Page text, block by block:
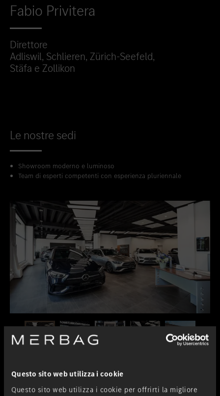
Questo sito web utilizza i cookie
Questo sito web utilizza i cookie per offrirti la migliore
Fabio Privitera
Direttore
Adliswil, Schlieren, Zürich-Seefeld,
Stäfa e Zollikon
Le nostre sedi
Showroom moderno e luminoso
Team di esperti competenti con esperienza pluriennale